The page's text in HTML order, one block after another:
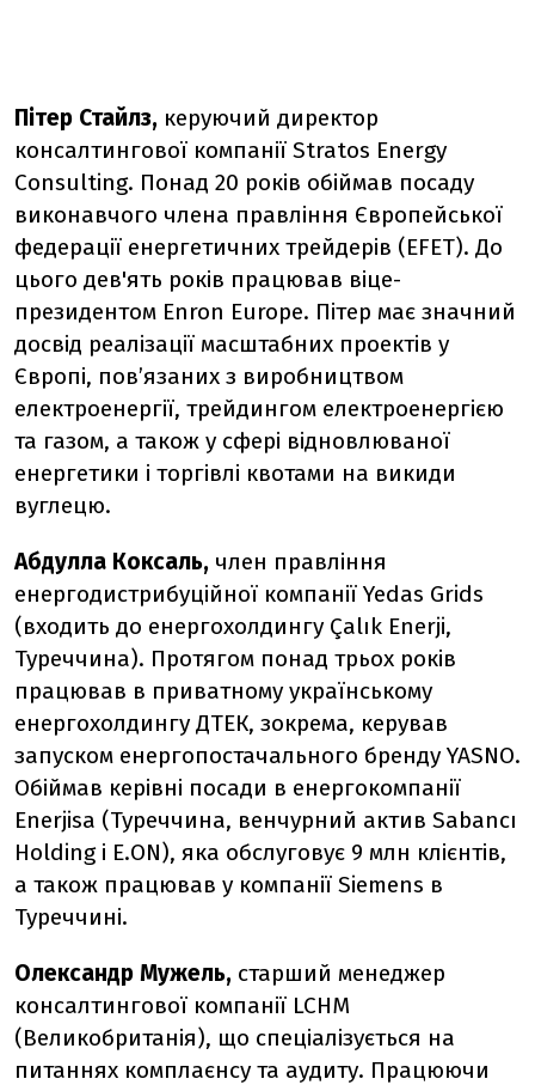
Пітер Стайлз, керуючий директор
консалтингової компанії Stratos Energy
Consulting. Понад 20 років обіймав посаду
виконавчого члена правління Європейської
федерації енергетичних трейдерів (EFET). До
цього дев'ять років працював віце-
президентом Enron Europe. Пітер має значний
досвід реалізації масштабних проектів у
Європі, пов’язаних з виробництвом
електроенергії, трейдингом електроенергією
та газом, а також у сфері відновлюваної
енергетики і торгівлі квотами на викиди
вуглецю.
Абдулла Коксаль, член правління
енергодистрибуційної компанії Yedas Grids
(входить до енергохолдингу Çalık Enerji,
Туреччина). Протягом понад трьох років
працював в приватному українському
енергохолдингу ДТЕК, зокрема, керував
запуском енергопостачального бренду YASNO.
Обіймав керівні посади в енергокомпанії
Enerjisa (Туреччина, венчурний актив Sabancı
Holding і E.ON), яка обслуговує 9 млн клієнтів,
а також працював у компанії Siemens в
Туреччині.
Олександр Мужель, старший менеджер
консалтингової компанії LCHM
(Великобританія), що спеціалізується на
питаннях комплаєнсу та аудиту. Працюючи